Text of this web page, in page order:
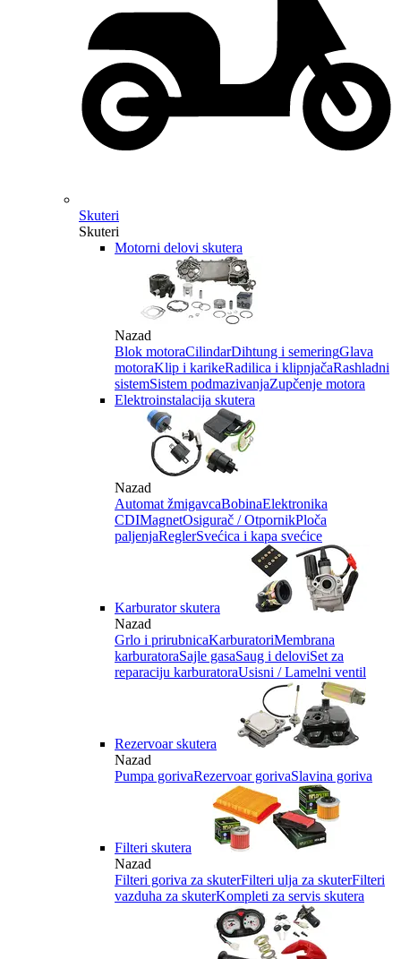
Skuteri
Skuteri
Motorni delovi skutera
Nazad
Blok motoraCilindarDihtung i semeringGlava
motoraKlip i karikeRadilica i klipnjačaRashladni
sistemSistem podmazivanjaZupčenje motora
Elektroinstalacija skutera
Nazad
Automat žmigavcaBobinaElektronika
CDIMagnetOsigurač / OtpornikPloča
paljenjaReglerSvećica i kapa svećice
Karburator skutera
Nazad
Grlo i prirubnicaKarburatoriMembrana
karburatoraSajle gasaSaug i deloviSet za
reparaciju karburatoraUsisni / Lamelni ventil
Rezervoar skutera
Nazad
Pumpa gorivaRezervoar gorivaSlavina goriva
Filteri skutera
Nazad
Filteri goriva za skuterFilteri ulja za skuterFilteri
vazduha za skuterKompleti za servis skutera